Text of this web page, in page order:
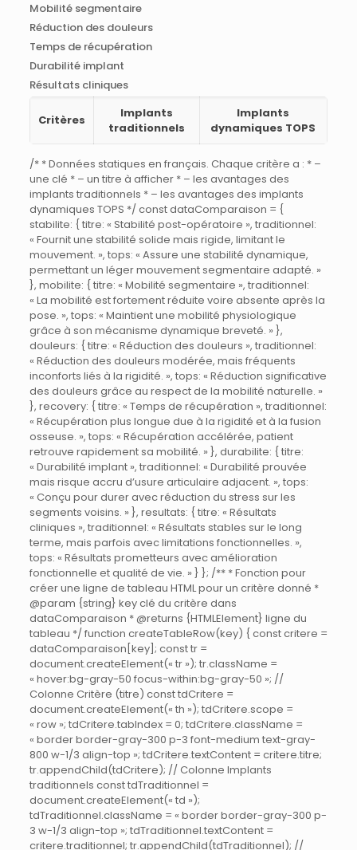
Mobilité segmentaire
Réduction des douleurs
Temps de récupération
Durabilité implant
Résultats cliniques
Critères
Implants
traditionnels
Implants
dynamiques TOPS
/* * Données statiques en français. Chaque critère a : * –
une clé * – un titre à afficher * – les avantages des
implants traditionnels * – les avantages des implants
dynamiques TOPS */ const dataComparaison = {
stabilite: { titre: « Stabilité post-opératoire », traditionnel:
« Fournit une stabilité solide mais rigide, limitant le
mouvement. », tops: « Assure une stabilité dynamique,
permettant un léger mouvement segmentaire adapté. »
}, mobilite: { titre: « Mobilité segmentaire », traditionnel:
« La mobilité est fortement réduite voire absente après la
pose. », tops: « Maintient une mobilité physiologique
grâce à son mécanisme dynamique breveté. » },
douleurs: { titre: « Réduction des douleurs », traditionnel:
« Réduction des douleurs modérée, mais fréquents
inconforts liés à la rigidité. », tops: « Réduction significative
des douleurs grâce au respect de la mobilité naturelle. »
}, recovery: { titre: « Temps de récupération », traditionnel:
« Récupération plus longue due à la rigidité et à la fusion
osseuse. », tops: « Récupération accélérée, patient
retrouve rapidement sa mobilité. » }, durabilite: { titre:
« Durabilité implant », traditionnel: « Durabilité prouvée
mais risque accru d’usure articulaire adjacent. », tops:
« Conçu pour durer avec réduction du stress sur les
segments voisins. » }, resultats: { titre: « Résultats
cliniques », traditionnel: « Résultats stables sur le long
terme, mais parfois avec limitations fonctionnelles. »,
tops: « Résultats prometteurs avec amélioration
fonctionnelle et qualité de vie. » } }; /** * Fonction pour
créer une ligne de tableau HTML pour un critère donné *
@param {string} key clé du critère dans
dataComparaison * @returns {HTMLElement} ligne du
tableau */ function createTableRow(key) { const critere =
dataComparaison[key]; const tr =
document.createElement(« tr »); tr.className =
« hover:bg-gray-50 focus-within:bg-gray-50 »; //
Colonne Critère (titre) const tdCritere =
document.createElement(« th »); tdCritere.scope =
« row »; tdCritere.tabIndex = 0; tdCritere.className =
« border border-gray-300 p-3 font-medium text-gray-
800 w-1/3 align-top »; tdCritere.textContent = critere.titre;
tr.appendChild(tdCritere); // Colonne Implants
traditionnels const tdTraditionnel =
document.createElement(« td »);
tdTraditionnel.className = « border border-gray-300 p-
3 w-1/3 align-top »; tdTraditionnel.textContent =
critere.traditionnel; tr.appendChild(tdTraditionnel); //